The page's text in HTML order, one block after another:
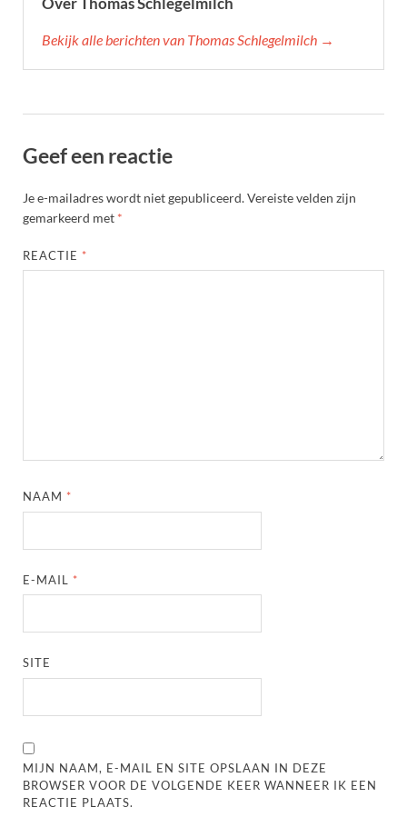
Bekijk alle berichten van Thomas Schlegelmilch →
Geef een reactie
Je e-mailadres wordt niet gepubliceerd.Vereiste velden zijn
gemarkeerd met *
REACTIE *
NAAM *
E-MAIL *
SITE
MIJN NAAM, E-MAIL EN SITE OPSLAAN IN DEZE
BROWSER VOOR DE VOLGENDE KEER WANNEER IK EEN
REACTIE PLAATS.